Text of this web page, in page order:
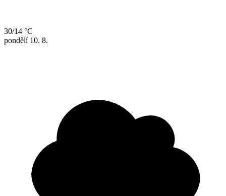
30/14 °C
pondělí 10. 8.